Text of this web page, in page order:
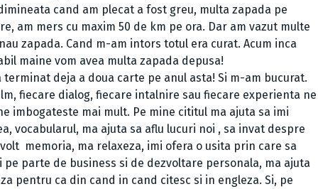
cand am plecat a fost greu, multa zapada pe
am mers cu maxim 50 de km pe ora. Dar am vazut multe
zapada. Cand m-am intors totul era curat. Acum inca
maine vom avea multa zapada depusa!
deja a doua carte pe anul asta! Si m-am bucurat.
fiecare dialog, fiecare intalnire sau fiecare experienta ne
imbogateste mai mult. Pe mine cititul ma ajuta sa imi
vocabularul, ma ajuta sa aflu lucuri noi , sa invat despre
memoria, ma relaxeza, imi ofera o usita prin care sa
pe parte de business si de dezvoltare personala, ma ajuta
pentru ca din cand in cand citesc si in engleza. Si, pe